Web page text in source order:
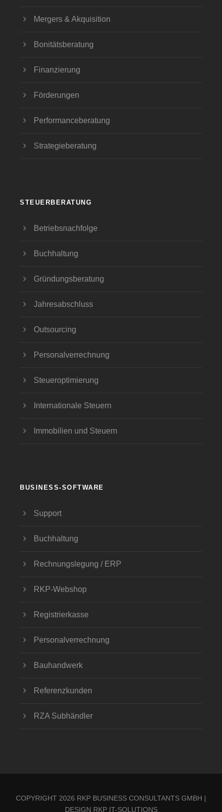
Mergers & Akquisition
Bonitätsberatung
Finanzierung
Förderungen
Performanceberatung
Strategieberatung
STEUERBERATUNG
Betriebsnachfolge
Buchhaltung
Gründungsberatung
Jahresabschluss
Outsourcing
Personalverrechnung
Steueroptimierung
Internationale Steuern
Immobilien und Steuern
BUSINESS-SOFTWARE
Support
Buchhaltung
Rechnungslegung / ERP
RKP-Webshop
Registrierkasse
Personalverrechnung
Bauhandwerk
Referenzkunden
RZA Subhändler
COPYRIGHT 2026 RKP BUSINESS CONSULTANTS GMBH |
DESIGN RKP IT-SOLUTIONS